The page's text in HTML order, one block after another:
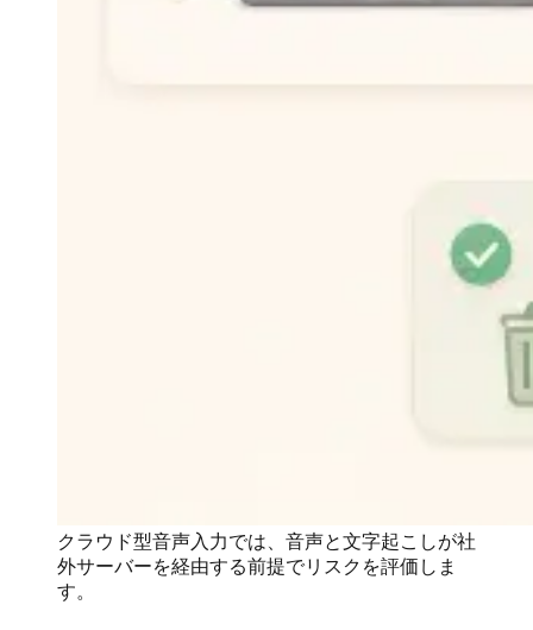
クラウド型音声入力では、音声と文字起こしが社
外サーバーを経由する前提でリスクを評価しま
す。